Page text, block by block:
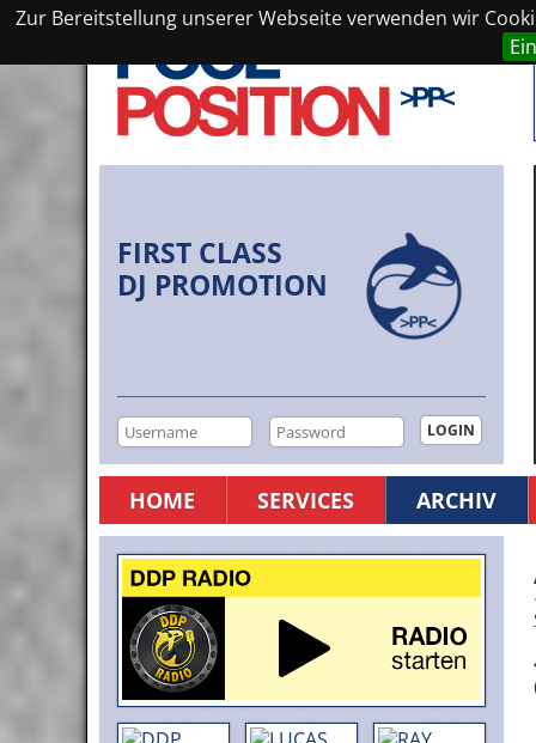
Zur Bereitstellung unserer Webseite verwenden wir
FIRST CLASS
DJ PROMOTION
HOME SERVICES ARCHIV